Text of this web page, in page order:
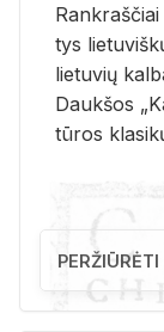
tys
lie­tu­vių
Dauk­šos
tū­ros
PERŽIŪRĖTI